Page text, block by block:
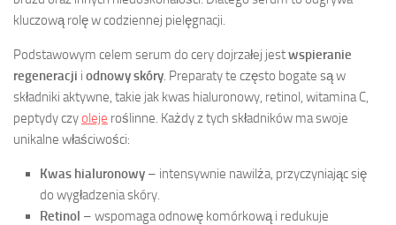
kluczową rolę w codziennej pielęgnacji.
Podstawowym celem serum do cery dojrzałej jestwspieranie
regeneracji i odnowy skóry . Preparaty te często bogate są w
składniki aktywne, takie jak kwas hialuronowy, retinol, witamina C,
peptydy czyoleje roślinne. Każdy z tych składników ma swoje
unikalne właściwości:
Kwas hialuronowy – intensywnie nawilża, przyczyniając się
do wygładzenia skóry.
Retinol – wspomaga odnowę komórkową i redukuje